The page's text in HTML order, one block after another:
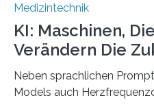
Medizintechnik
KI: Maschinen,
Verändern Die
Neben sprachlichen
Models auch